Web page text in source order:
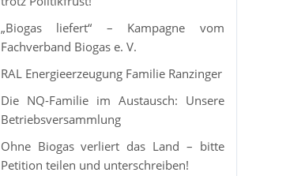
„Biogas liefert“ – Kampagne vom
Fachverband Biogas e. V.
RAL Energieerzeugung Familie Ranzinger
Die NQ-Familie im Austausch: Unsere
Betriebsversammlung
Ohne Biogas verliert das Land – bitte
Petition teilen und unterschreiben!